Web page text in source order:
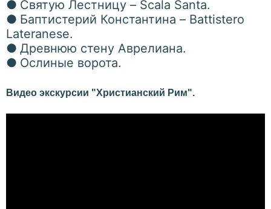
● Святую Лестницу – Scala Santa.
● Баптистерий Константина – Battistero
Lateranese.
● Древнюю стену Аврелиана.
● Ослиные ворота.
Видео экскурсии "Христианский Рим".